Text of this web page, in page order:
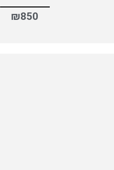
₪850